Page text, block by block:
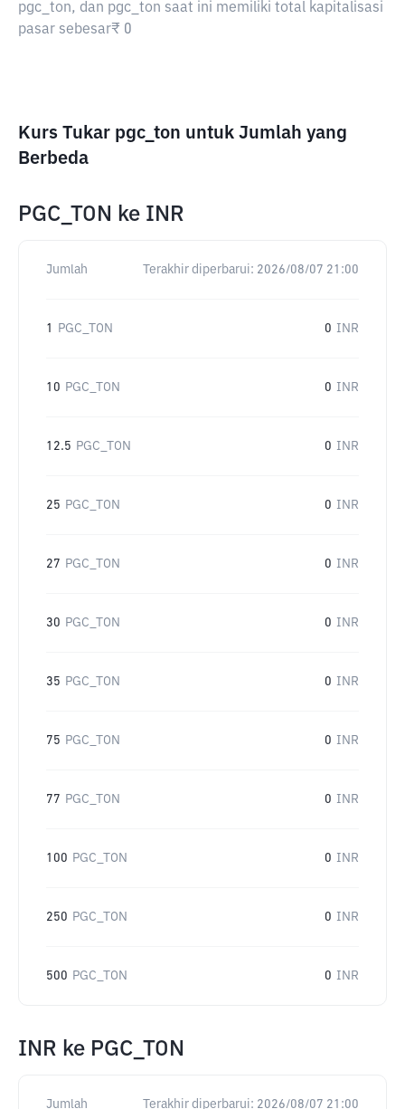
pgc_ton, dan pgc_ton saat ini memiliki total kapitalisasi
pasar sebesar₹ 0
Kurs Tukar pgc_ton untuk Jumlah yang
Berbeda
PGC_TON ke INR
Jumlah Terakhir diperbarui: 2026/08/07 21:00
1 PGC_TON 0 INR
10 PGC_TON 0 INR
12.5 PGC_TON 0 INR
25 PGC_TON 0 INR
27 PGC_TON 0 INR
30 PGC_TON 0 INR
35 PGC_TON 0 INR
75 PGC_TON 0 INR
77 PGC_TON 0 INR
100 PGC_TON 0 INR
250 PGC_TON 0 INR
500 PGC_TON 0 INR
INR ke PGC_TON
Jumlah Terakhir diperbarui: 2026/08/07 21:00